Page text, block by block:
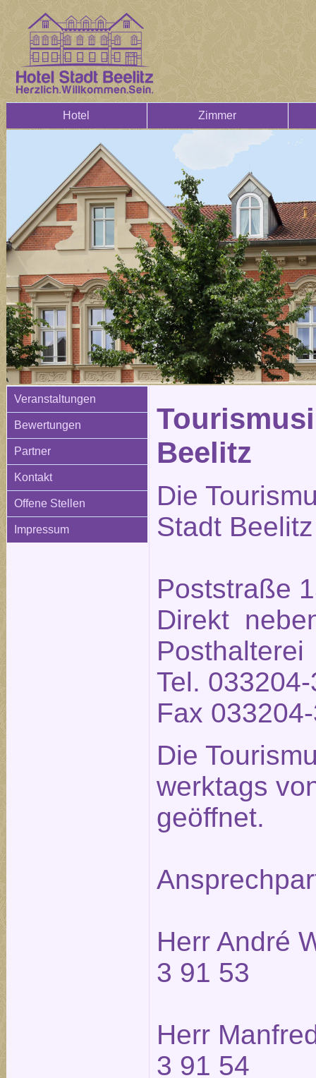
Hotel Zimmer
Veranstaltungen
Bewertungen
Partner
Kontakt
Offene Stellen
Impressum
Beelitz
Die
Stadt
Poststraße
Direkt
Posthalterei
Tel.
Fax
Die
werktags
geöffnet.
Herr André
3 91 53
Herr
3 91 54